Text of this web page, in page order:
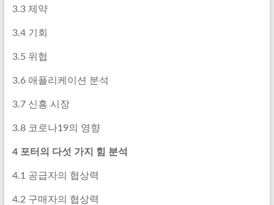
3.3 제약
3.4 기회
3.5 위협
3.6 애플리케이션 분석
3.7 신흥 시장
3.8 코로나19의 영향
4 포터의 다섯 가지 힘 분석
4.1 공급자의 협상력
4.2 구매자의 협상력